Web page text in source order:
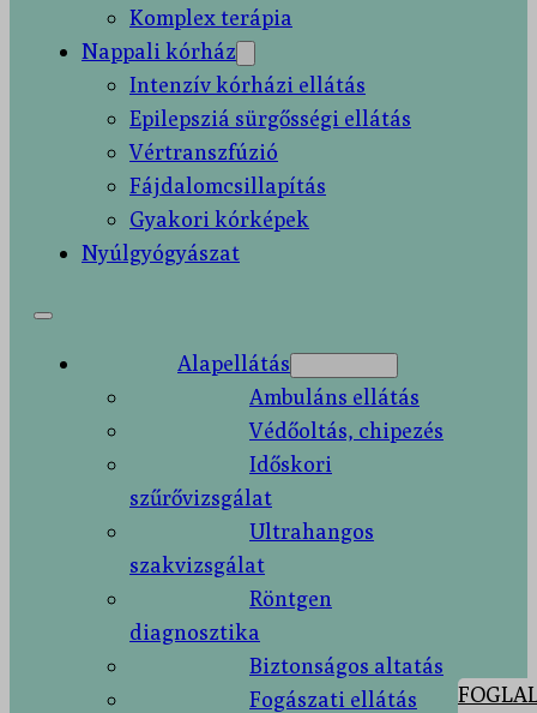
Komplex terápia
Nappali kórház
Intenzív kórházi ellátás
Epilepsziá sürgősségi ellátás
Vértranszfúzió
Fájdalomcsillapítás
Gyakori kórképek
Nyúlgyógyászat
Alapellátás
Ambuláns ellátás
Védőoltás, chipezés
Időskori
szűrővizsgálat
Ultrahangos
szakvizsgálat
Röntgen
diagnosztika
Biztonságos altatás
Fogászati ellátás